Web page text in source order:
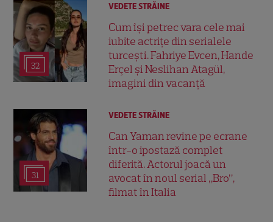
32
VEDETE STRĂINE
Cum își petrec vara cele mai
iubite actrițe din serialele
turcești. Fahriye Evcen, Hande
Erçel și Neslihan Atagül,
imagini din vacanță
31
VEDETE STRĂINE
Can Yaman revine pe ecrane
într-o ipostază complet
diferită. Actorul joacă un
avocat în noul serial „Bro”,
filmat în Italia